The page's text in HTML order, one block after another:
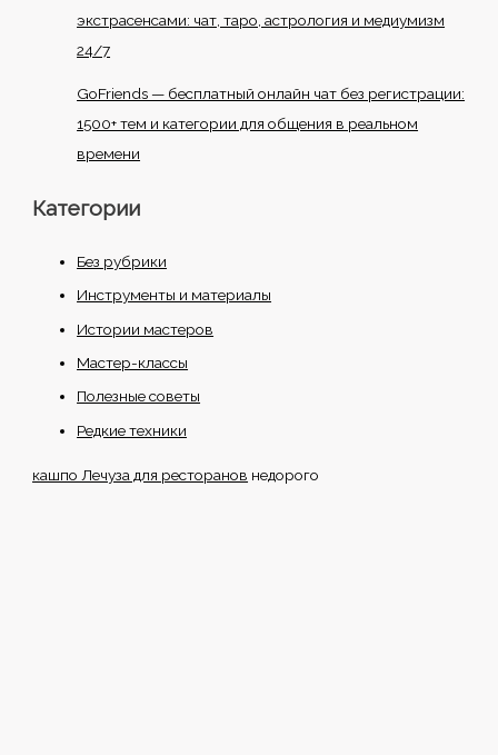
экстрасенсами: чат, таро, астрология и медиумизм
24/7
GoFriends — бесплатный онлайн чат без регистрации:
1500+ тем и категории для общения в реальном
времени
Категории
Без рубрики
Инструменты и материалы
Истории мастеров
Мастер-классы
Полезные советы
Редкие техники
кашпо Лечуза для ресторанов недорого